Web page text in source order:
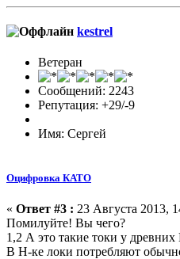
kestrel
Ветеран
Сообщений: 2243
Репутация: +29/-9
Имя: Сергей
Оцифровка КАТО
« Ответ #3 : 23 Августа 2013,
Помилуйте! Вы чего?
1,2 А это такие токи у
В Н-ке локи потребляют